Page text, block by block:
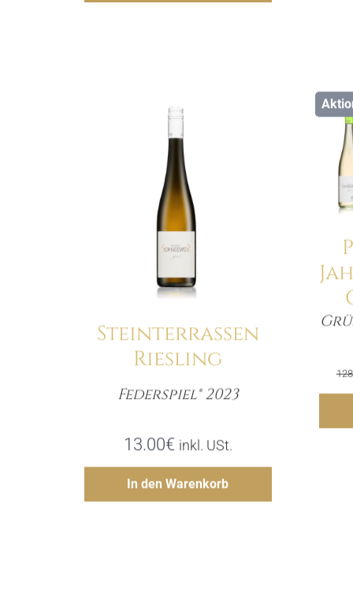
Steinterrassen
Riesling
Federspiel® 2023
13.00€ inkl. USt.
In den Warenkorb
Menge
Hinzufügen
Details